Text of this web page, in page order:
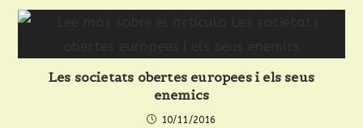
Les societats obertes europees i els seus
enemics
10/11/2016